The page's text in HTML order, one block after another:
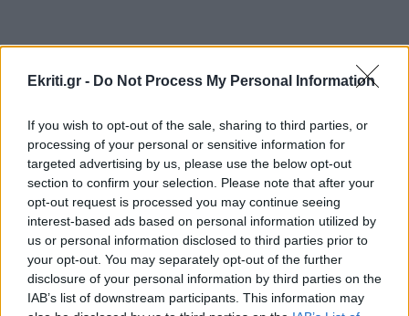
Ekriti.gr - Do Not Process My Personal Information
If you wish to opt-out of the sale, sharing to third parties, or
processing of your personal or sensitive information for
targeted advertising by us, please use the below opt-out
section to confirm your selection. Please note that after your
opt-out request is processed you may continue seeing
interest-based ads based on personal information utilized by
us or personal information disclosed to third parties prior to
your opt-out. You may separately opt-out of the further
disclosure of your personal information by third parties on the
IAB’s list of downstream participants. This information may
ΡΟΗ ΕΙΔΗΣΕΩΝ
09:36
ΚΟΣΜΟΣ
Περού: 13 νεκροί σε τροχαίο – Ανάμεσά τους
και παιδιά
09:24
ΟΙΚΟΝΟΜΙΑ
Μειωμένη σύνταξη στα 62: Ποιοι κερδίζουν
έως 86.000 ευρώ